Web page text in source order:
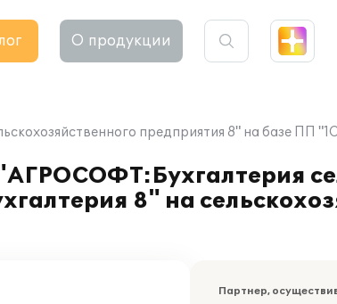
О продукции
предприятия 8" на базе ПП
8" на
Партнер,